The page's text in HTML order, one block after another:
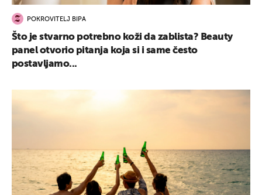
POKROVITELJ BIPA
Što je stvarno potrebno koži da zablista? Beauty
panel otvorio pitanja koja si i same često
postavljamo...